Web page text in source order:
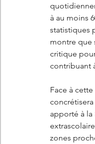
à au moins
statistiques
montre que
critique
contribuant
Face à
apporté à
zones